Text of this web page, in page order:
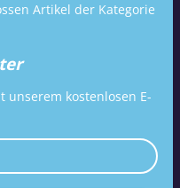
Artikel der Kategorie
kostenlosen E-